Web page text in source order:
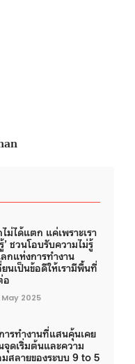
ม่ได้แตก แค่เพราะเรา
รู้’ ชวนโอบรับความไม่รู้
ลกแห่งการทำงาน
ยนเป็นข้อดีให้เรามีพื้นที่
อ
May 2025
ารทำงานที่แสนคุ้นเคย
จุดเริ่มต้นและความ
มสลายของระบบ 9 to 5